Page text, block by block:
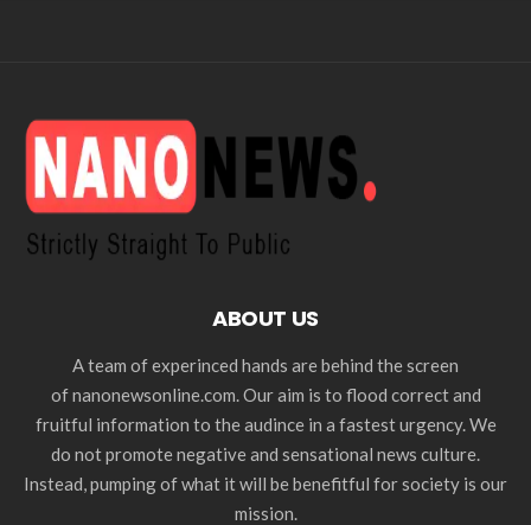
ABOUT US
A team of experinced hands are behind the screen
of nanonewsonline.com. Our aim is to flood correct and
fruitful information to the audince in a fastest urgency. We
do not promote negative and sensational news culture.
Instead, pumping of what it will be benefitful for society is our
mission.